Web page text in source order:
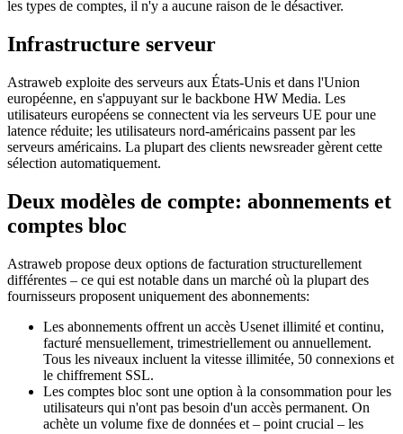
les types de comptes, il n'y a aucune raison de le désactiver.
Infrastructure serveur
Astraweb exploite des serveurs aux États-Unis et dans l'Union
européenne, en s'appuyant sur le backbone HW Media. Les
utilisateurs européens se connectent via les serveurs UE pour une
latence réduite; les utilisateurs nord-américains passent par les
serveurs américains. La plupart des clients newsreader gèrent cette
sélection automatiquement.
Deux modèles de compte: abonnements et
comptes bloc
Astraweb propose deux options de facturation structurellement
différentes – ce qui est notable dans un marché où la plupart des
fournisseurs proposent uniquement des abonnements:
Les abonnements offrent un accès Usenet illimité et continu,
facturé mensuellement, trimestriellement ou annuellement.
Tous les niveaux incluent la vitesse illimitée, 50 connexions et
le chiffrement SSL.
Les comptes bloc sont une option à la consommation pour les
utilisateurs qui n'ont pas besoin d'un accès permanent. On
achète un volume fixe de données et – point crucial – les